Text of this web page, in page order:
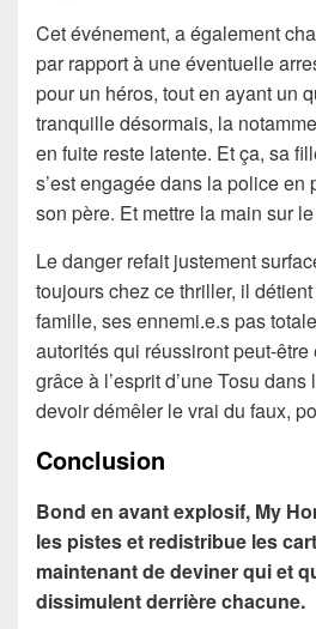
Cet événement, a également
par rapport à une éventuelle
pour un héros, tout en ayant un
tranquille désormais, la
en fuite reste latente. Et ça, sa
s’est engagée dans la police en
son père. Et mettre la main sur
Le danger refait justement
toujours chez ce thriller, il
famille, ses ennemi.e.s pas
autorités qui réussiront peut-
grâce à l’esprit d’une Tosu
devoir démêler le vrai du faux,
Conclusion
Bond en avant explosif, My
les pistes et redistribue les
maintenant de deviner qui et
dissimulent derrière chacune.